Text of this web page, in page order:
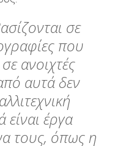
σε
που
ανοιχτές
αυτά δεν
είναι έργα
τους, όπως η